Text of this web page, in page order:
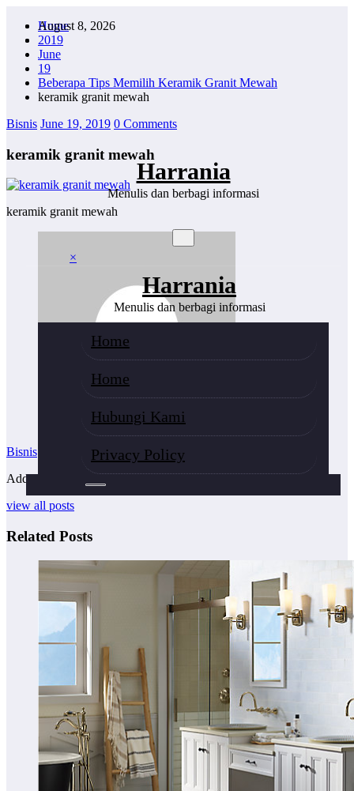
content
August 8, 2026
Harrania
Menulis dan berbagi informasi
×
Harrania
Menulis dan berbagi informasi
Home
Home
Hubungi Kami
Privacy Policy
Home
2019
June
19
Beberapa Tips Memilih Keramik Granit Mewah
keramik granit mewah
Bisnis June 19, 2019 0 Comments
keramik granit mewah
keramik granit mewah
Bisnis
Add your Biographical Information.Edit your Profilenow.
view all posts
Related Posts